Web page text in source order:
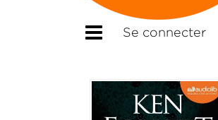
Se connecter